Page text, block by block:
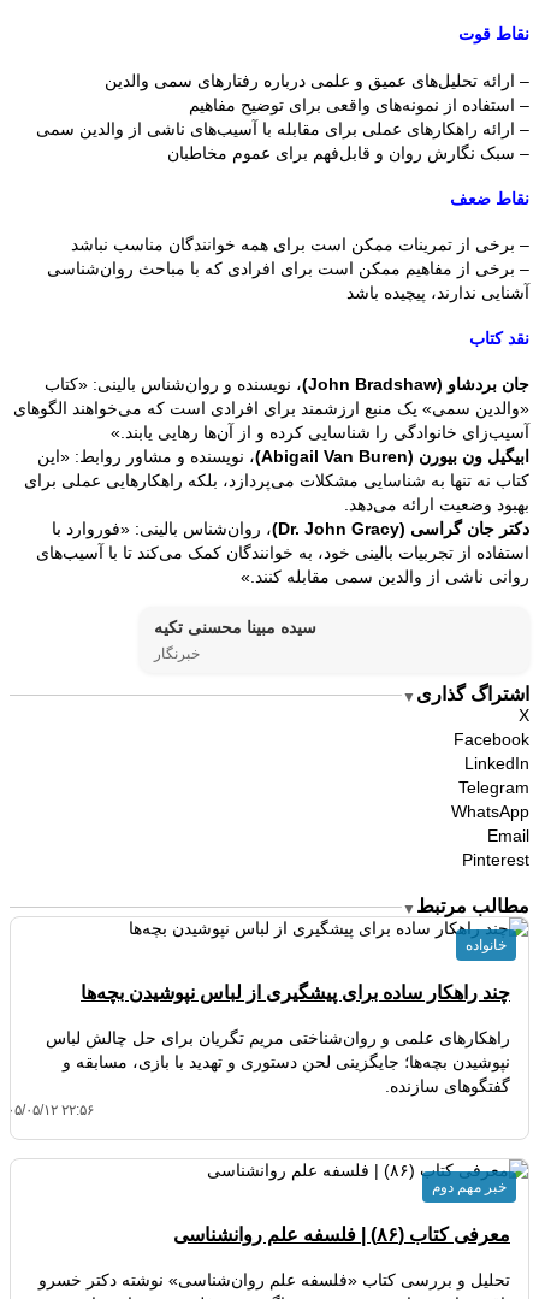
نقاط قوت
– ارائه تحلیل‌های عمیق و علمی درباره رفتارهای سمی والدین
– استفاده از نمونه‌های واقعی برای توضیح مفاهیم
– ارائه راهکارهای عملی برای مقابله با آسیب‌های ناشی از والدین سمی
– سبک نگارش روان و قابل‌فهم برای عموم مخاطبان
نقاط ضعف
– برخی از تمرینات ممکن است برای همه خوانندگان مناسب نباشد
– برخی از مفاهیم ممکن است برای افرادی که با مباحث روان‌شناسی
آشنایی ندارند، پیچیده باشد
نقد کتاب
جان بردشاو (John Bradshaw)
، نویسنده و روان‌شناس بالینی: «کتاب
«والدین سمی» یک منبع ارزشمند برای افرادی است که می‌خواهند الگوهای
آسیب‌زای خانوادگی را شناسایی کرده و از آن‌ها رهایی یابند.»
ابیگیل ون بیورن (Abigail Van Buren)
، نویسنده و مشاور روابط: «این
کتاب نه تنها به شناسایی مشکلات می‌پردازد، بلکه راهکارهایی عملی برای
بهبود وضعیت ارائه می‌دهد.
دکتر جان گراسی (Dr. John Gracy)
، روان‌شناس بالینی: «فوروارد با
استفاده از تجربیات بالینی خود، به خوانندگان کمک می‌کند تا با آسیب‌های
روانی ناشی از والدین سمی مقابله کنند.»
سیده مبینا محسنی تکیه
خبرنگار
اشتراگ گذاری ▼
X
Facebook
LinkedIn
Telegram
WhatsApp
Email
Pinterest
مطالب مرتبط ▼
چند راهکار ساده برای پیشگیری از لباس نپوشیدن بچه‌ها
راهکارهای علمی و روان‌شناختی مریم تگریان برای حل چالش لباس
نپوشیدن بچه‌ها؛ جایگزینی لحن دستوری و تهدید با بازی، مسابقه و
گفتگوهای سازنده.
۱۴۰۵/۰۵/۱۲
خانواده
معرفی کتاب (۸۶) | فلسفه علم روانشناسی
تحلیل و بررسی کتاب «فلسفه علم روان‌شناسی» نوشته دکتر خسرو
خبر مهم دوم